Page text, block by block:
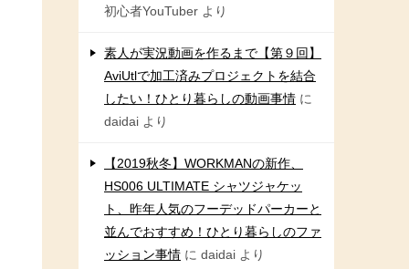
初心者YouTuber より
素人が実況動画を作るまで【第９回】
AviUtlで加工済みプロジェクトを結合
したい！ひとり暮らしの動画事情 に
daidai より
【2019秋冬】WORKMANの新作、
HS006 ULTIMATE シャツジャケッ
ト、昨年人気のフーデッドパーカーと
並んでおすすめ！ひとり暮らしのファ
ッション事情 に daidai より